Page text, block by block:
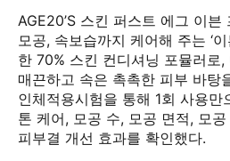
AGE20’S 스킨 퍼스트 에그 이
모공, 속보습까지 케어해 주는 ‘
한 70% 스킨 컨디셔닝 포뮬러로
매끈하고 속은 촉촉한 피부 바탕
인체적용시험을 통해 1회 사용만
톤 케어, 모공 수, 모공 면적, 모
피부결 개선 효과를 확인했다.